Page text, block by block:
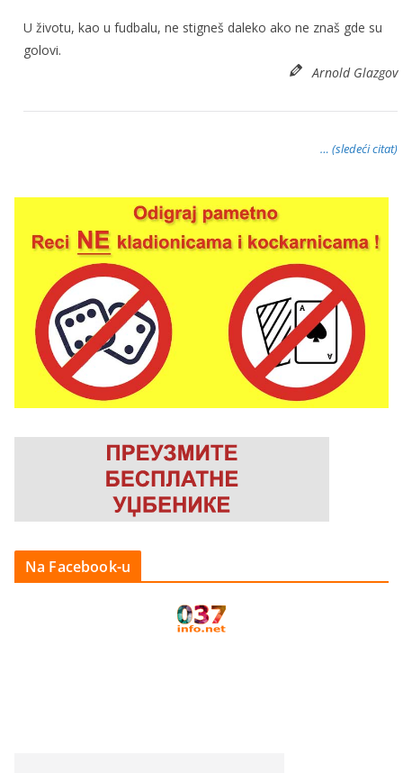
U životu, kao u fudbalu, ne stigneš daleko ako ne znaš gde su
golovi.
Arnold Glazgov
… (sledeći citat)
Na Facebook-u